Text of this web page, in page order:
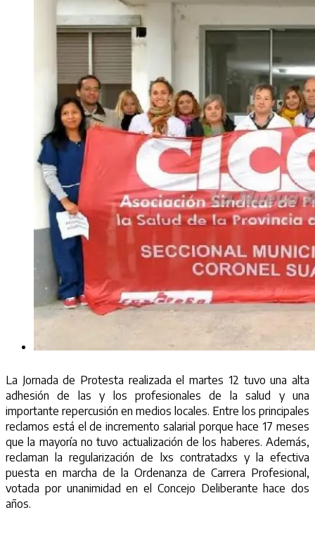
La Jornada de Protesta realizada el martes 12 tuvo una alta
adhesión de las y los profesionales de la salud y una
importante repercusión en medios locales. Entre los principales
reclamos está el de incremento salarial porque hace 17 meses
que la mayoría no tuvo actualización de los haberes. Además,
reclaman la regularización de lxs contratadxs y la efectiva
puesta en marcha de la Ordenanza de Carrera Profesional,
votada por unanimidad en el Concejo Deliberante hace dos
años.